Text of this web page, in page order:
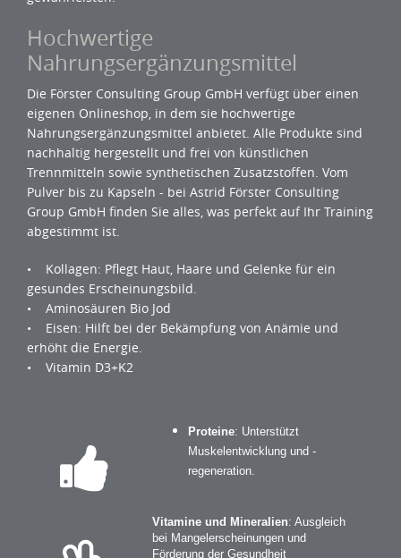
Hochwertige
Nahrungsergänzungsmittel
Die Förster Consulting Group GmbH verfügt über einen
eigenen Onlineshop, in dem sie hochwertige
Nahrungsergänzungsmittel anbietet. Alle Produkte sind
nachhaltig hergestellt und frei von künstlichen
Trennmitteln sowie synthetischen Zusatzstoffen. Vom
Pulver bis zu Kapseln - bei Astrid Förster Consulting
Group GmbH finden Sie alles, was perfekt auf Ihr Training
abgestimmt ist.
• Kollagen: Pflegt Haut, Haare und Gelenke für ein
gesundes Erscheinungsbild.
• Aminosäuren Bio Jod
• Eisen: Hilft bei der Bekämpfung von Anämie und
erhöht die Energie.
• Vitamin D3+K2
Proteine: Unterstützt
Muskelentwicklung und -
regeneration.
Vitamine und Mineralien: Ausgleich
bei Mangelerscheinungen und
Förderung der Gesundheit